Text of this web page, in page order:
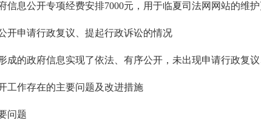
息公开专项经费安排7000元，用于临夏司法网网站的维护
申请行政复议、提起行政诉讼的情况
的政府信息实现了依法、有序公开，未出现申请行政复议
作存在的主要问题及改进措施
问题